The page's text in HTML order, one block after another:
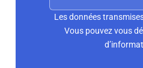
Les données
Vous pouvez vous